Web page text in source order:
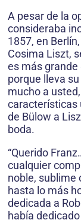
A pesar de la
consideraba
1857, en
Cosima Liszt,
es más
porque lleva
mucho a
características
de Bülow a
boda.
“Querido
cualquier
noble, sublime
hasta lo más
dedicada a
había